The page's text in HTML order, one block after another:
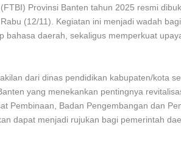
Provinsi Banten tahun 2025 resmi
(12/11). Kegiatan ini menjadi wadah
daerah, sekaligus memperkuat
dari dinas pendidikan kabupaten/kota
yang menekankan pentingnya
Pembinaan, Badan Pengembangan dan
dapat menjadi rujukan bagi pemerintah